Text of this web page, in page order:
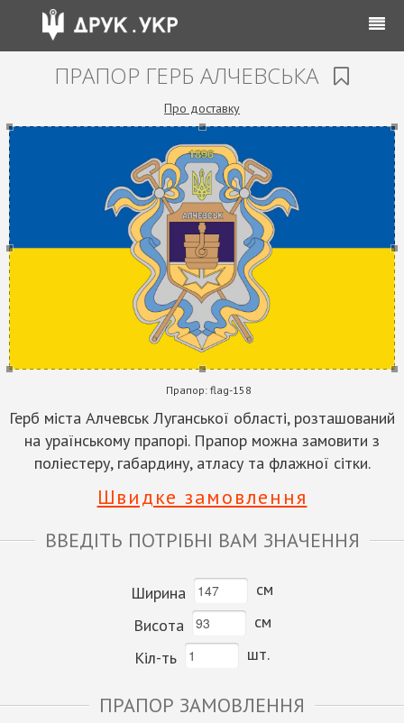
ПРАПОР ГЕРБ АЛЧЕВСЬКА
Про доставку
Прапор: flag-158
Герб міста Алчевськ Луганської області, розташований
на ураїнському прапорі. Прапор можна замовити з
поліестеру, габардину, атласу та флажної сітки.
Швидке замовлення
ВВЕДІТЬ ПОТРІБНІ ВАМ ЗНАЧЕННЯ
Ширина
см
Висота
см
Кіл-ть
шт.
ПРАПОР ЗАМОВЛЕННЯ